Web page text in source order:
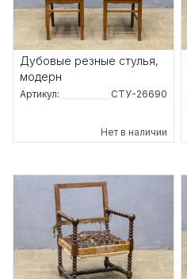
Дубовые резные стулья,
модерн
Артикул: СТУ-26690
Нет в наличии